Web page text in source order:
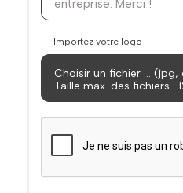
Importez votre logo
Choisir un fichier …
Taille max. des fichiers :